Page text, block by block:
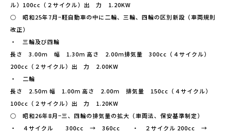
ル）100cc（２サイクル）出 力 1.20KW
○ 昭和25年7月−軽自動車の中に二輪、三輪、四輪の区別新設（車両規則
改正）
・ 三輪及び四輪
長さ 3.00ｍ 幅 1.30ｍ 高さ 2.00ｍ排気量 300cc（４サイクル）
200cc（２サイクル）出 力 2.00KW
・ 二輪
長さ 2.50ｍ 幅 1.00ｍ 高さ 2.00ｍ 排気量 150cc（４サイクル）
100cc（２サイクル）出 力 1.20KW
○ 昭和26年8月−三、四輪の排気量の拡大（車両法、保安基準制定）
・ ４サイクル 300cc → 360cc ・ ２サイクル 200cc →